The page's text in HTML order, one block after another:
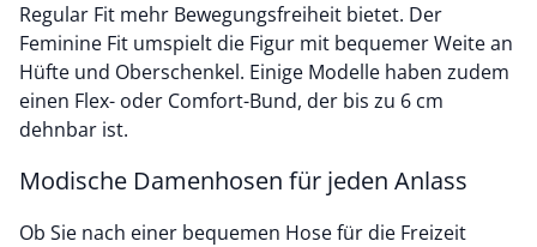
Regular Fit mehr Bewegungsfreiheit bietet. Der
Feminine Fit umspielt die Figur mit bequemer Weite an
Hüfte und Oberschenkel. Einige Modelle haben zudem
einen Flex- oder Comfort-Bund, der bis zu 6 cm
dehnbar ist.
Modische Damenhosen für jeden Anlass
Ob Sie nach einer bequemen Hose für die Freizeit